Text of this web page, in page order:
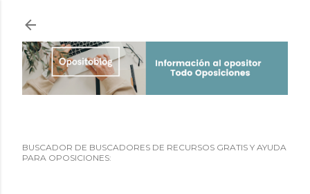
BUSCADOR DE BUSCADORES DE RECURSOS GRATIS Y AYUDA
PARA OPOSICIONES: